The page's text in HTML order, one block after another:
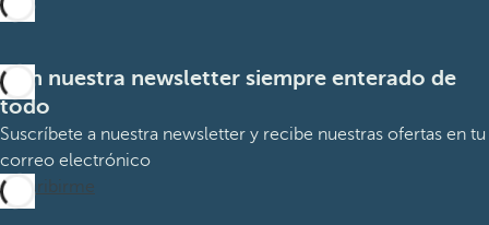
Con nuestra newsletter siempre enterado de
todo
Suscríbete a nuestra newsletter y recibe nuestras ofertas en tu
correo electrónico
Suscribirme